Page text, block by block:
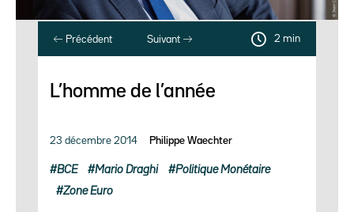
Précédent Suivant 2 min
L’homme de l’année
23 décembre 2014 Philippe Waechter
BCE Mario Draghi Politique Monétaire
Zone Euro